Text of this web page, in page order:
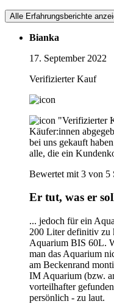
Alle Erfahrungsberichte
Bianka
17. September 2022
Verifizierter Kauf
"Verifizierter
Käufer:innen
bei uns gekauft
alle, die ein
Bewertet mit 3 von 5
Er tut, was er
... jedoch für ein
200 Liter definitiv zu
Aquarium BIS 60L.
man das Aquarium
am Beckenrand
IM Aquarium (bzw.
vorteilhafter
persönlich - zu laut.